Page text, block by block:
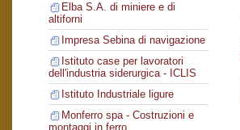
Elba S.A. di miniere e di
altiforni
Impresa Sebina di navigazione
Istituto case per lavoratori
dell'industria siderurgica - ICLIS
Istituto Industriale ligure
Monferro spa - Costruzioni e
montaggi in ferro